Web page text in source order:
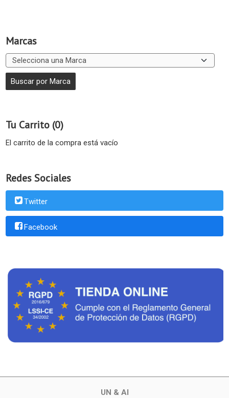
Marcas
Tu Carrito (0)
El carrito de la compra está vacío
Redes Sociales
Twitter
Facebook
UN & AI